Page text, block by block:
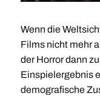
Wenn die
Films nicht mehr
der Horror dann
Einspielergebnis
demografische